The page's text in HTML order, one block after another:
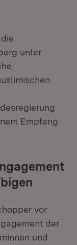
unter
Empfang
vor
der
und